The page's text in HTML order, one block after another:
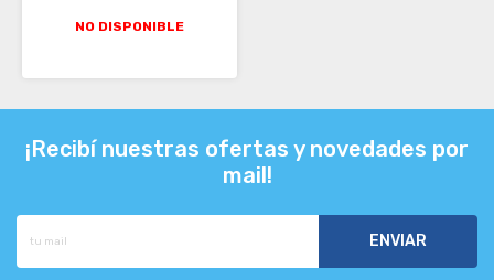
NO DISPONIBLE
¡Recibí nuestras ofertas y novedades por
mail!